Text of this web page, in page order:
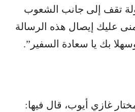
تقف إلى جانب الشعوب
عليك إيصال هذه الرسالة
بك يا سعادة السفير”.
غازي أيوب، قال فيها: